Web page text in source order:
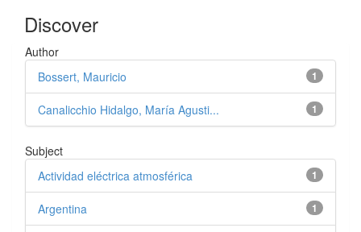
Discover
Author
1
Bossert, Mauricio
1
Canalicchio Hidalgo, María Agusti...
Subject
1
Actividad eléctrica atmosférica
1
Argentina